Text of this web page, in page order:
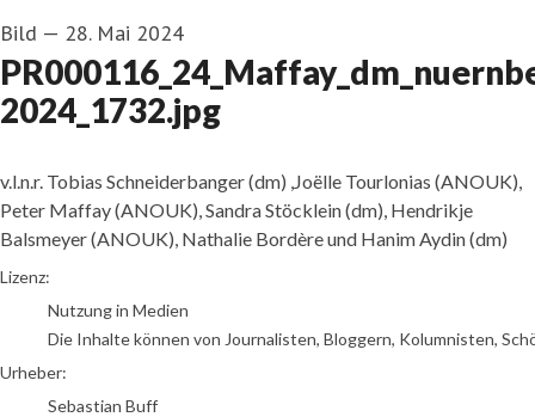
Bild — 28. Mai 2024
2024_1732.jpg
v.l.n.r. Tobias Schneiderbanger (dm) ,Joëlle Tourlonias (ANOUK),
Peter Maffay (ANOUK), Sandra Stöcklein (dm), Hendrikje
Balsmeyer (ANOUK), Nathalie Bordère und Hanim Aydin (dm)
Sebastian Buff
Lizenz:
Nutzung in Medien
Die Inhalte können von Journalisten, Bloggern, Kolumnisten,
Urheber:
Sebastian Buff